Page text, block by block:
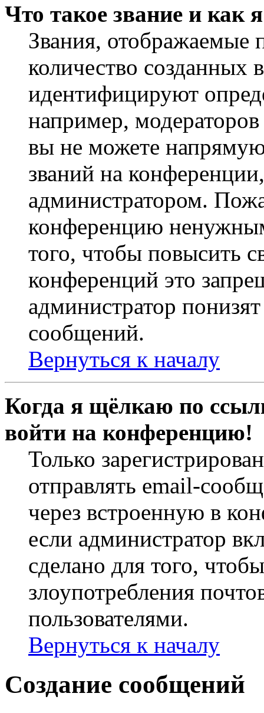
Что такое звание и как
Звания,
количество
идентифицируют
например,
вы не можете
званий на
администратором.
конференцию
того, чтобы повысить
конференций это
администратор
сообщений.
Вернуться к началу
Когда я щёлкаю по
войти на конференцию!
Только
отправлять email-
через встроенную в
если администратор
сделано для того,
злоупотребления
пользователями.
Вернуться к началу
Создание сообщений